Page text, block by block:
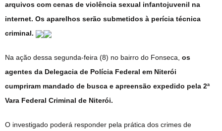
arquivos com cenas de violência sexual infantojuvenil na
internet. Os aparelhos serão submetidos à perícia técnica
criminal.
Na ação dessa segunda-feira (8) no bairro do Fonseca, os
agentes da Delegacia de Polícia Federal em Niterói
cumpriram mandado de busca e apreensão expedido pela 2ª
Vara Federal Criminal de Niterói.
O investigado poderá responder pela prática dos crimes de